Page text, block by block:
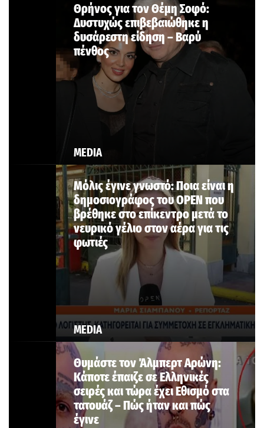
MEDIA
Θρήνος για τον Θέμη Σοφό:
Δυστυχώς επιβεβαιώθηκε η
δυσάρεστη είδηση – Βαρύ
πένθος
MEDIA
Μόλις έγινε γνωστό: Ποια είναι η
δημοσιογράφος του OPEN που
βρέθηκε στο επίκεντρο μετά το
νευρικό γέλιο στον αέρα για τις
φωτιές
Θυμάστε τον Άλμπερτ Αρώνη:
Κάποτε έπαιζε σε Ελληνικές
σειρές και τώρα έχει Εθισμό στα
τατουάζ – Πώς ήταν και πώς
έγινε